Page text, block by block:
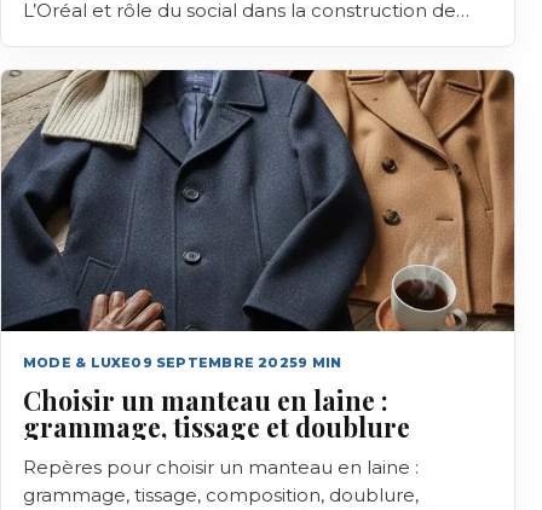
L’Oréal et rôle du social dans la construction de
MODE & LUXE09 SEPTEMBRE 20259 MIN
Choisir un manteau en laine :
grammage, tissage et doublure
Repères pour choisir un manteau en laine :
grammage, tissage, composition, doublure,